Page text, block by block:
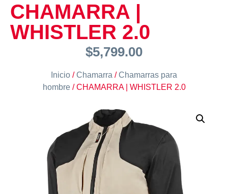
CHAMARRA |
WHISTLER 2.0
$5,799.00
Inicio /Chamarra /Chamarras para
hombre/ CHAMARRA | WHISTLER 2.0